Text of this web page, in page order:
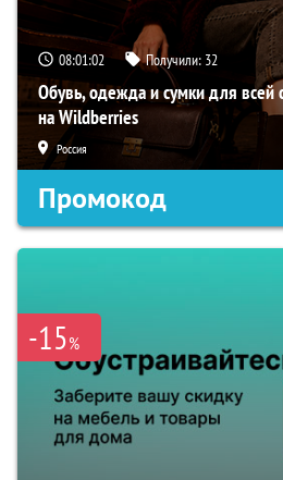
08:01:02 Получили: 32
Обувь, одежда и сумки для всей
на Wildberries
Россия
Промокод
-15%